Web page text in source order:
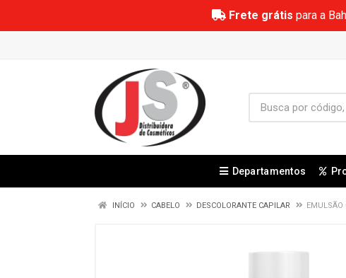
Frete grátis para a
Departamentos
INÍCIO CABELO DESCOLORANTE CAPILAR EMULSÃO